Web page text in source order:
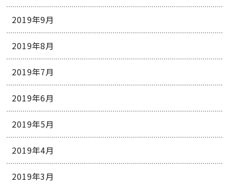
2019年9月
2019年8月
2019年7月
2019年6月
2019年5月
2019年4月
2019年3月